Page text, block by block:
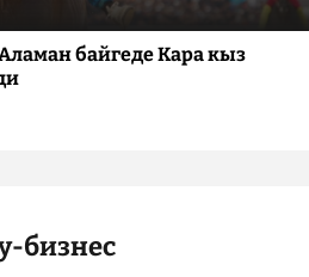
байгеде Кара кыз
бизнес